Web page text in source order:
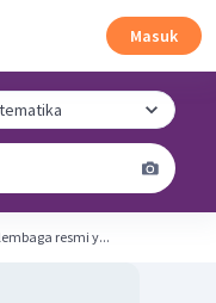
Masuk
resmi y...